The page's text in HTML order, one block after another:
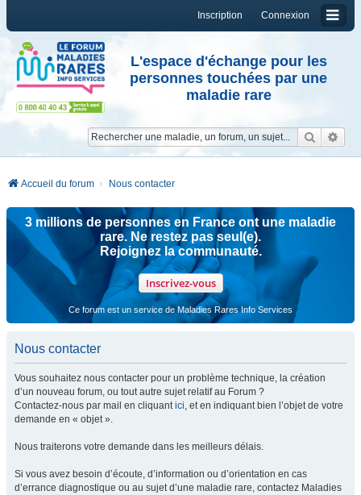
Connexion
Inscription
L'espace d'échange pour les
personnes touchées par une
maladie rare
Accueil du forum Nous contacter
3 millions de personnes en France ont une maladie
rare. Ne restez pas seul(e).
Rejoignez la communauté.
Inscrivez-vous
Ce forum est un service de Maladies Rares Info Services
Nous contacter
Vous souhaitez nous contacter pour un problème technique, la création
d’un nouveau forum, ou tout autre sujet relatif au Forum ?
Contactez-nous par mail en cliquantici, et en indiquant bien l’objet de votre
demande en « objet ».
Nous traiterons votre demande dans les meilleurs délais.
Si vous avez besoin d’écoute, d’information ou d’orientation en cas
d’errance diagnostique ou au sujet d’une maladie rare, contactez Maladies